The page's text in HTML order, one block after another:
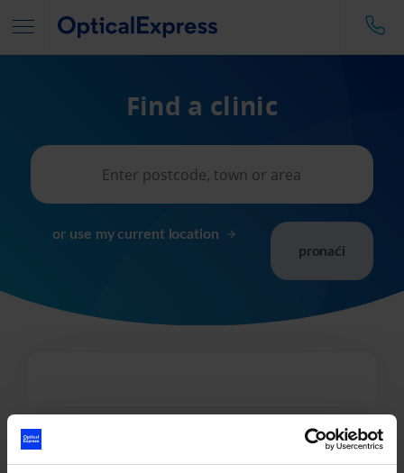
Find a clinic
pronaći
or use my current location